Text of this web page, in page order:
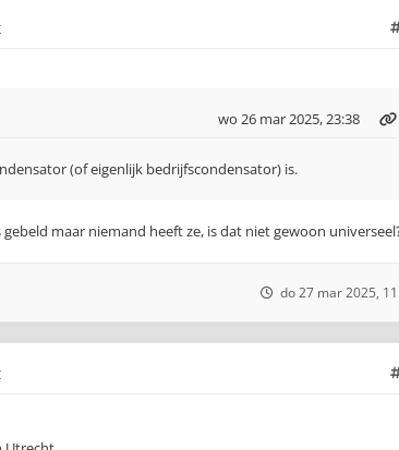
wo 26 mar 2025, 23:38
(of eigenlijk bedrijfscondensator) is.
maar niemand heeft ze, is dat niet gewoon
do 27 mar 2025,